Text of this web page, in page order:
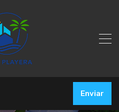
Enviar